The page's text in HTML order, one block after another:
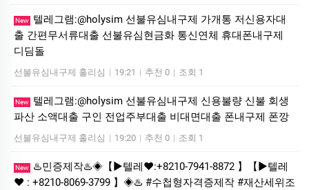
New
텔레그램:@holysim 선불유심내구제 가개통 저신용자대
출 간편무서류대출 선불유심현금화 통신연체 휴대폰내구제
디딤돌
선불유심내구제 홀리심 | 19:21 | 추천 0 | 조회 1
New
텔레그램:@holysim 선불유심내구제 신용불량 신불 회생
파산 소액대출 구인 전업주부대출 비대면대출 폰내구제 폰깡
선불유심내구제 홀리심 | 19:20 | 추천 0 | 조회 1
New
♨️민증제작♨️◈【▶텔레♥:+8210-7941-8872 】【▶텔레
♥ : +8210-8069-3799 】◈♨️ #수첩형자격증제작 #재산세위조